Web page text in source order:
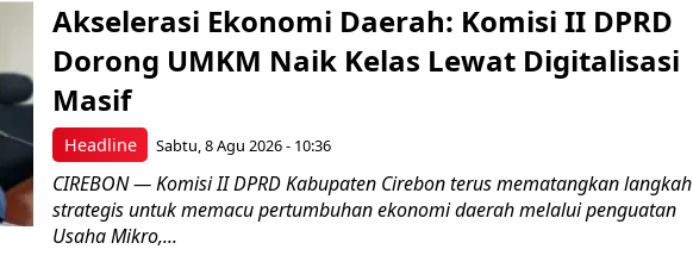
Headline
Akselerasi Ekonomi Daerah: Komisi II DPRD
Dorong UMKM Naik Kelas Lewat Digitalisasi
Masif
Sabtu, 8 Agu 2026 - 10:36
CIREBON — Komisi II DPRD Kabupaten Cirebon terus mematangkan langkah
strategis untuk memacu pertumbuhan ekonomi daerah melalui penguatan
Usaha Mikro,...